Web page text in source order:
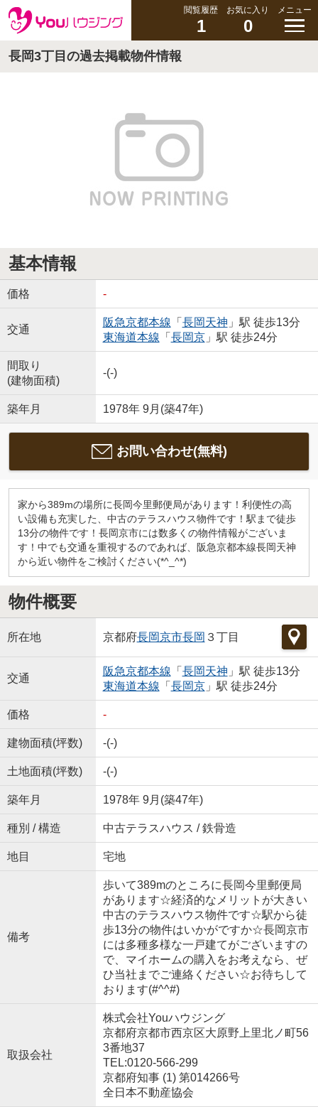
閲覧履歴
1
お気に入り
0
メニュー
長岡3丁目の過去掲載物件情報
基本情報
価格 -
交通
阪急京都本線 「 長岡天神 」駅 徒歩13分
東海道本線 「 長岡京」駅 徒歩24分
間取り
(建物面積)
-(-)
築年月 1978年 9月(築47年)
お問い合わせ(無料)
家から389mの場所に長岡今里郵便局があります！利便性の高
い設備も充実した、中古のテラスハウス物件です！駅まで徒歩
13分の物件です！長岡京市には数多くの物件情報がございま
す！中でも交通を重視するのであれば、阪急京都本線長岡天神
から近い物件をご検討ください(*^_^*)
物件概要
所在地 京都府長岡京市長岡 ３丁目
交通
阪急京都本線 「 長岡天神 」駅 徒歩13分
東海道本線 「 長岡京」駅 徒歩24分
価格 -
建物面積(坪数) -(-)
土地面積(坪数) -(-)
築年月 1978年 9月(築47年)
種別 / 構造 中古テラスハウス / 鉄骨造
地目 宅地
備考
歩いて389mのところに長岡今里郵便局
があります☆経済的なメリットが大きい
中古のテラスハウス物件です☆駅から徒
歩13分の物件はいかがですか☆長岡京市
には多種多様な一戸建てがございますの
で、マイホームの購入をお考えなら、ぜ
ひ当社までご連絡ください☆お待ちして
おります(#^^#)
取扱会社
株式会社Youハウジング
京都府京都市西京区大原野上里北ノ町56
3番地37
TEL:0120-566-299
京都府知事 (1) 第014266号
全日本不動産協会